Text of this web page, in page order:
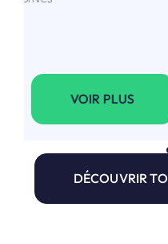
DÉCOUVRIR